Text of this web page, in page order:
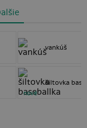
vankúš
šiltovka
nové